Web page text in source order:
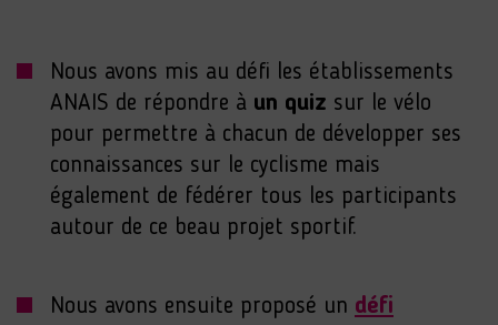
Nous avons mis au défi les établissements
ANAIS de répondre à un quiz sur le vélo
pour permettre à chacun de développer ses
connaissances sur le cyclisme mais
également de fédérer tous les participants
autour de ce beau projet sportif.
Nous avons ensuite proposé un défi